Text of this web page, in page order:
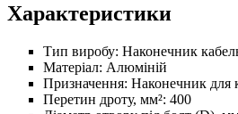
Характеристики
Тип виробу: Наконечник
Матеріал: Алюміній
Призначення: Наконечник для
Перетин дроту, мм²: 400